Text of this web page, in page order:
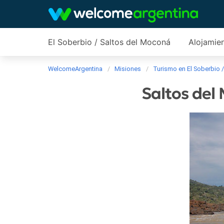
El Soberbio / Saltos del Moconá
WelcomeArgentina Misiones Turismo en El Soberbio
Saltos del